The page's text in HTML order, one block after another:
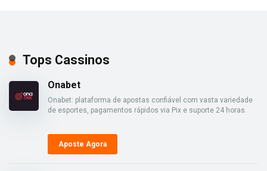
Tops Cassinos
Onabet
Onabet: plataforma de apostas confiável com vasta variedade
de esportes, pagamentos rápidos via Pix e suporte 24 horas.
Aposte Agora